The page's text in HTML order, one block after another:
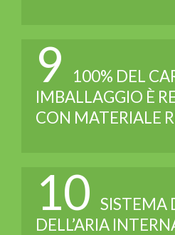
9
100% DEL
IMBALLAGGIO È
CON MATERIALE
10 SISTEMA
DELL’ARIA